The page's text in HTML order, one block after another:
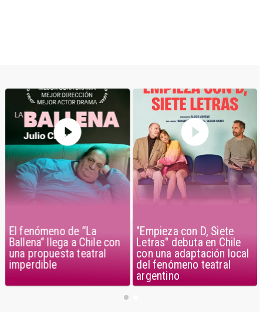
El fenómeno de “La
Ballena” llega a Chile con
una propuesta teatral
imperdible
"Empieza con D, Siete
Letras" debuta en Chile
con una adaptación local
del fenómeno teatral
argentino